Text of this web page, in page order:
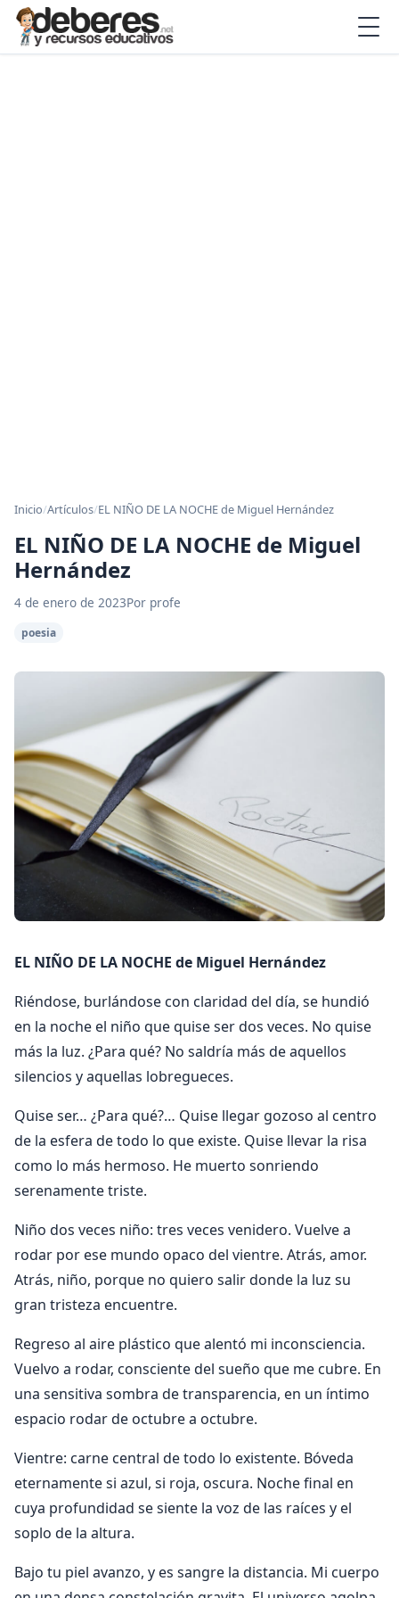
Inicio/Artículos/EL NIÑO DE LA NOCHE de Miguel Hernández
EL NIÑO DE LA NOCHE de Miguel
Hernández
4 de enero de 2023Por profe
poesia
EL NIÑO DE LA NOCHE de Miguel Hernández
Riéndose, burlándose con claridad del día, se hundió
en la noche el niño que quise ser dos veces. No quise
más la luz. ¿Para qué? No saldría más de aquellos
silencios y aquellas lobregueces.
Quise ser… ¿Para qué?… Quise llegar gozoso al centro
de la esfera de todo lo que existe. Quise llevar la risa
como lo más hermoso. He muerto sonriendo
serenamente triste.
Niño dos veces niño: tres veces venidero. Vuelve a
rodar por ese mundo opaco del vientre. Atrás, amor.
Atrás, niño, porque no quiero salir donde la luz su
gran tristeza encuentre.
Regreso al aire plástico que alentó mi inconsciencia.
Vuelvo a rodar, consciente del sueño que me cubre. En
una sensitiva sombra de transparencia, en un íntimo
espacio rodar de octubre a octubre.
Vientre: carne central de todo lo existente. Bóveda
eternamente si azul, si roja, oscura. Noche final en
cuya profundidad se siente la voz de las raíces y el
soplo de la altura.
Bajo tu piel avanzo, y es sangre la distancia. Mi cuerpo